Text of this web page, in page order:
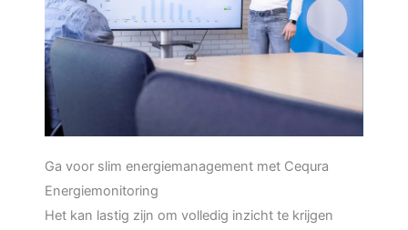
Ga voor slim energiemanagement met Cequra
Energiemonitoring
Het kan lastig zijn om volledig inzicht te krijgen